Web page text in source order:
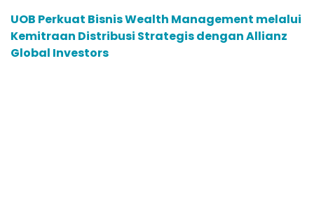
UOB Perkuat Bisnis Wealth Management melalui
Kemitraan Distribusi Strategis dengan Allianz
Global Investors